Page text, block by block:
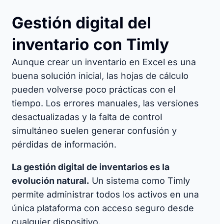
Gestión digital del
inventario con Timly
Aunque crear un inventario en Excel es una
buena solución inicial, las hojas de cálculo
pueden volverse poco prácticas con el
tiempo. Los errores manuales, las versiones
desactualizadas y la falta de control
simultáneo suelen generar confusión y
pérdidas de información.
La gestión digital de inventarios es la
evolución natural. Un sistema como Timly
permite administrar todos los activos en una
única plataforma con acceso seguro desde
cualquier dispositivo.